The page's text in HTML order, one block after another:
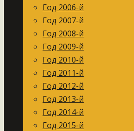
Год 2006-й
Год 2007-й
Год 2008-й
Год 2009-й
Год 2010-й
Год 2011-й
Год 2012-й
Год 2013-й
Год 2014-й
Год 2015-й